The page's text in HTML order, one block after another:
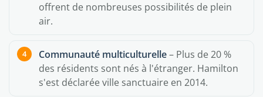
offrent de nombreuses possibilités de plein
air.
Communauté multiculturelle– Plus de 20 %
des résidents sont nés à l'étranger. Hamilton
s'est déclarée ville sanctuaire en 2014.